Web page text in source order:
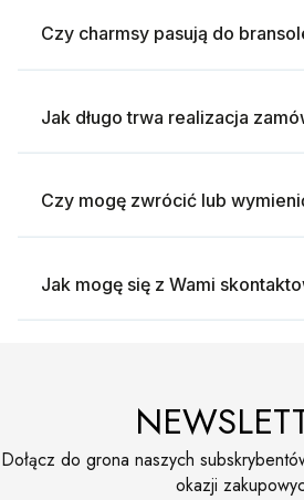
Czy charmsy pasują do
Jak długo trwa realizacja
Czy mogę zwrócić lub
Jak mogę się z Wami
Dołącz do grona naszych
okazji